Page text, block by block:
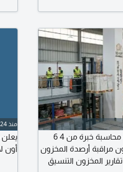
مطلوب محاسب مخازن بكالوريوس تجارة شعبة محاسبة خبرة من 4 6
مراقبة أرصدة المخزون
المخزون التنسيق
منذ 24 يوم
أون